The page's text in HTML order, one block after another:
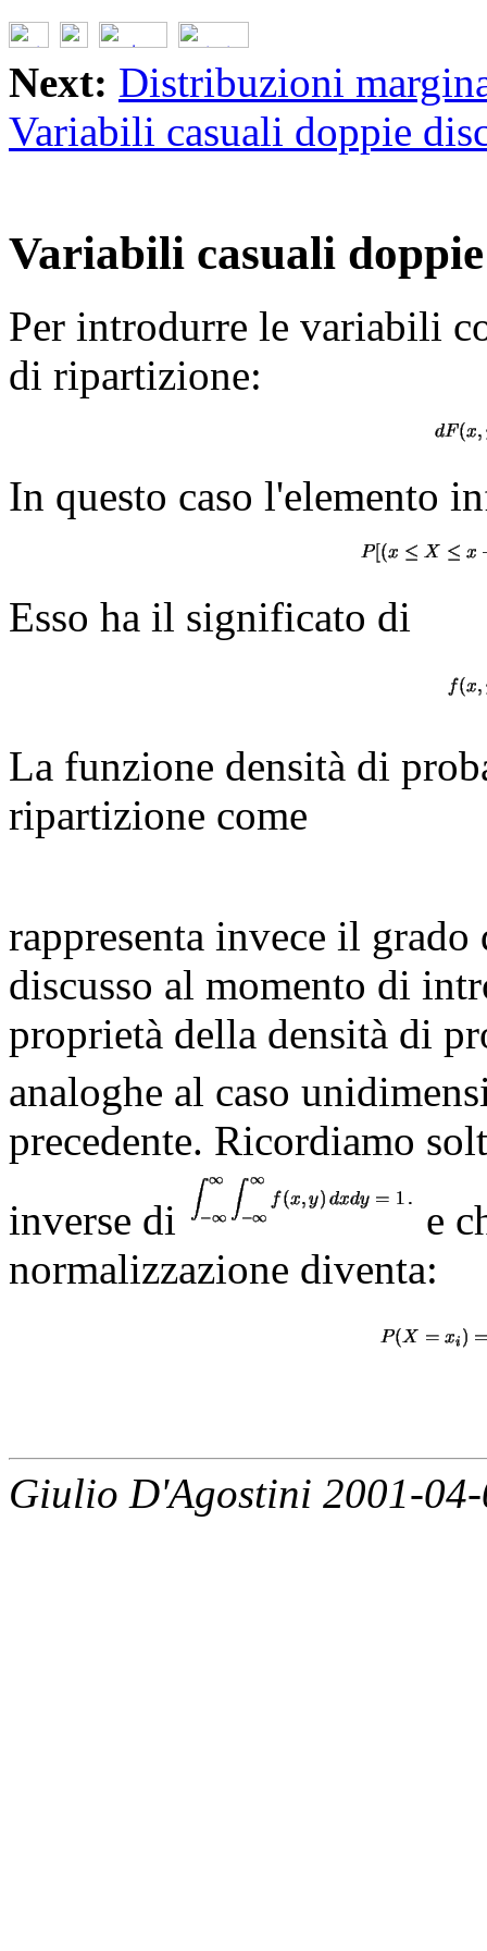
Next: Distribuzioni
Variabili casuali doppie
Variabili casuali
Per introdurre le variabili
di ripartizione:
In questo caso l'elemento
Esso ha il significato di
La funzione densità di
ripartizione come
rappresenta invece il
discusso al momento di
proprietà della densità di
analoghe al caso
precedente. Ricordiamo
inverse di
e
normalizzazione diventa:
Giulio D'Agostini 2001-